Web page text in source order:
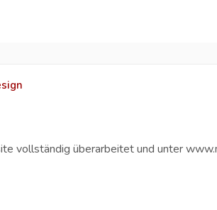
vollständig überarbeitet und unter